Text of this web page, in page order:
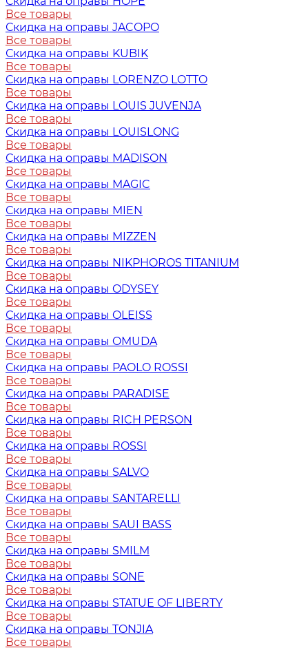
Все товары
Скидка на оправы JACOPO
Все товары
Скидка на оправы KUBIK
Все товары
Скидка на оправы LORENZO LOTTO
Все товары
Скидка на оправы LOUIS JUVENJA
Все товары
Скидка на оправы LOUISLONG
Все товары
Скидка на оправы MADISON
Все товары
Скидка на оправы MAGIC
Все товары
Скидка на оправы MIEN
Все товары
Скидка на оправы MIZZEN
Все товары
Скидка на оправы NIKPHOROS TITANIUM
Все товары
Скидка на оправы ODYSEY
Все товары
Скидка на оправы OLEISS
Все товары
Скидка на оправы OMUDA
Все товары
Скидка на оправы PAOLO ROSSI
Все товары
Скидка на оправы PARADISE
Все товары
Скидка на оправы RICH PERSON
Все товары
Скидка на оправы ROSSI
Все товары
Скидка на оправы SALVO
Все товары
Скидка на оправы SANTARELLI
Все товары
Скидка на оправы SAUI BASS
Все товары
Скидка на оправы SMILM
Все товары
Скидка на оправы SONE
Все товары
Скидка на оправы STATUE OF LIBERTY
Все товары
Скидка на оправы TONJIA
Все товары